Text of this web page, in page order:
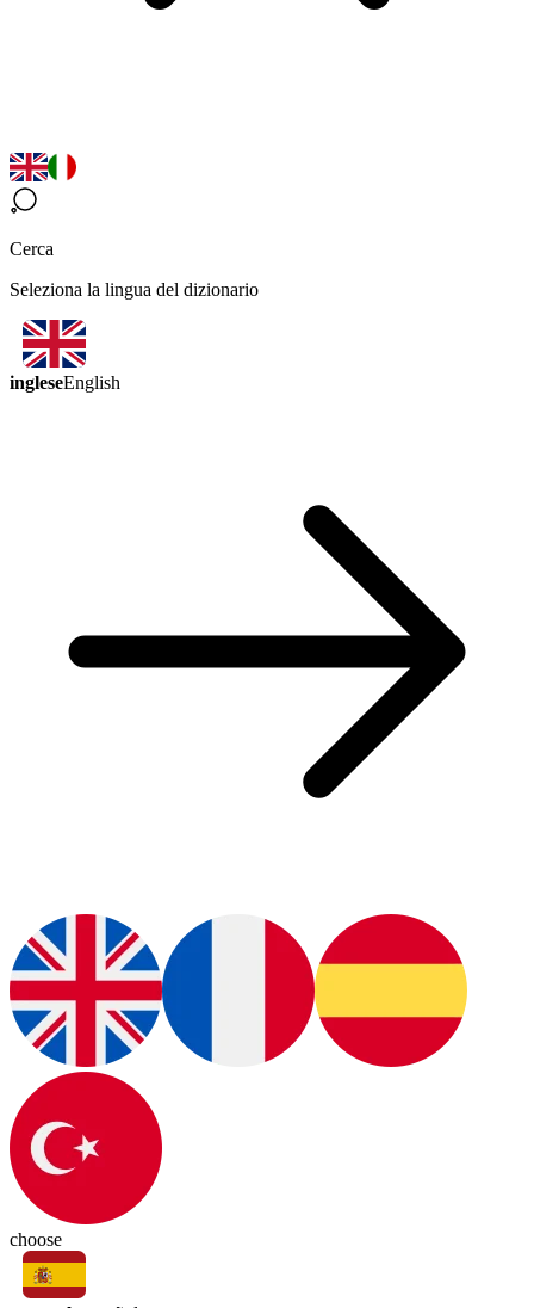
Cerca
Seleziona la lingua del dizionario
ingleseEnglish
choose